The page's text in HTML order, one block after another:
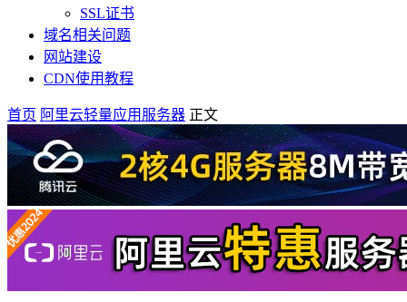
SSL证书
域名相关问题
网站建设
CDN使用教程
首页 阿里云轻量应用服务器 正文